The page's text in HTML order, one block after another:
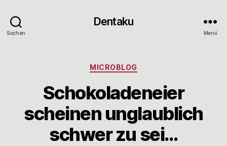
Suchen
Dentaku
Menü
Kategorien
MICROBLOG
Schokoladeneier
scheinen unglaublich
schwer zu sei…